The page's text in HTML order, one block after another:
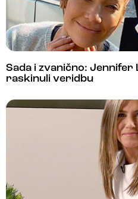
Sada i zvanično: Jennifer
raskinuli veridbu